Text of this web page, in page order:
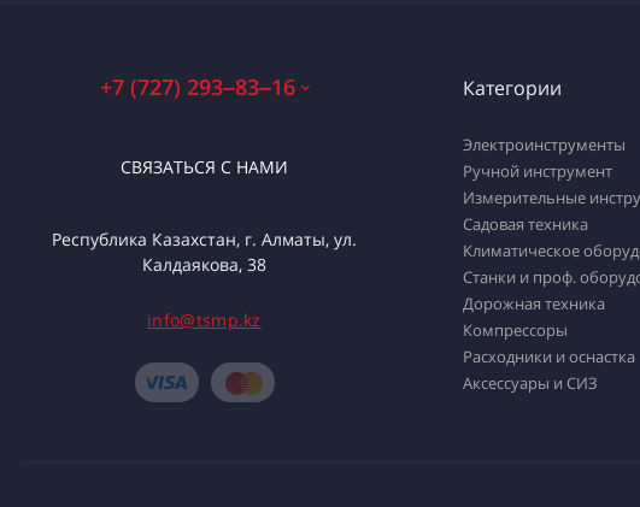
+7 (727) 293‒83‒16
СВЯЗАТЬСЯ С НАМИ
Республика Казахстан, г. Алматы, ул.
Калдаякова, 38
info@tsmp.kz
Категории
Электроинструменты
Ручной инструмент
Измерительные
Садовая техника
Климатическое
Станки и проф.
Дорожная техника
Компрессоры
Расходники и оснастка
Аксессуары и СИЗ